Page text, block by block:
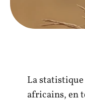
La
africains, en